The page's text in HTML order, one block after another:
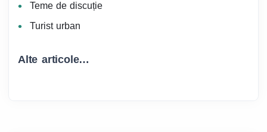
Teme de discuție
Turist urban
Alte articole…